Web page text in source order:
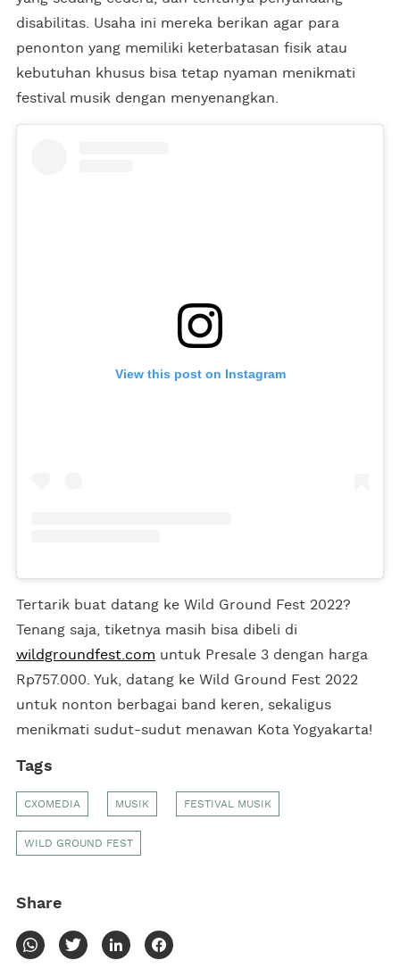
disabilitas. Usaha ini mereka berikan agar para
penonton yang memiliki keterbatasan fisik atau
kebutuhan khusus bisa tetap nyaman menikmati
festival musik dengan menyenangkan.
View this post on Instagram
Tertarik buat datang ke Wild Ground Fest 2022?
Tenang saja, tiketnya masih bisa dibeli di
wildgroundfest.com untuk Presale 3 dengan harga
Rp757.000. Yuk, datang ke Wild Ground Fest 2022
untuk nonton berbagai band keren, sekaligus
menikmati sudut-sudut menawan Kota Yogyakarta!
Tags
CXOMEDIA MUSIK FESTIVAL MUSIK
WILD GROUND FEST
Share